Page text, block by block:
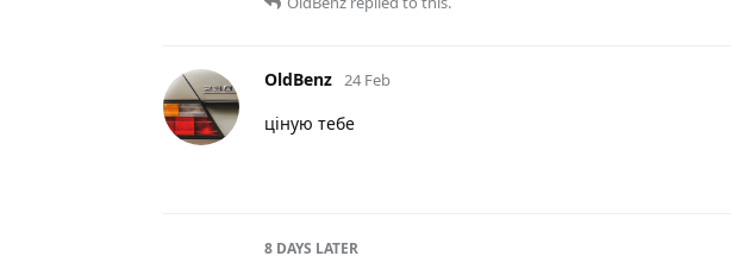
OldBenz 24 Feb
ціную тебе
8 DAYS LATER